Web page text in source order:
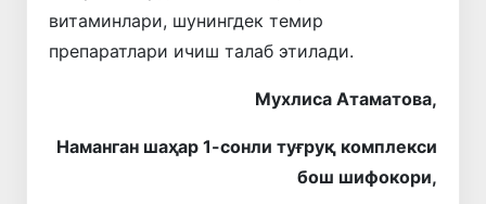
витаминлари, шунингдек темир
препаратлари ичиш талаб этилади.
Мухлиса Атаматова,
Наманган шаҳар 1-сонли туғруқ комплекси
бош шифокори,